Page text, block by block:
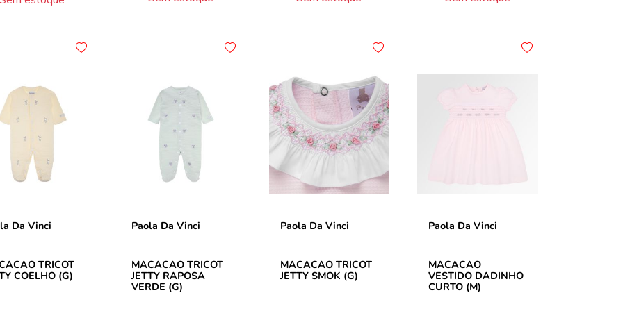
Da Vinci
TRICOT
COELHO (G)
Paola Da Vinci
MACACAO TRICOT
JETTY RAPOSA
VERDE (G)
Paola Da Vinci
MACACAO TRICOT
JETTY SMOK (G)
Paola Da Vinci
MACACAO
VESTIDO DADINHO
CURTO (M)